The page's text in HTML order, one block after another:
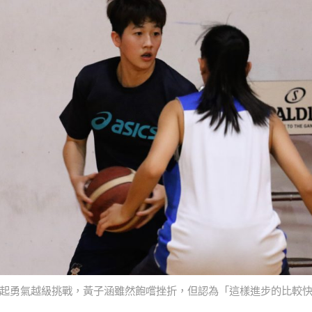
勇氣越級挑戰，黃子涵雖然飽嚐挫折，但認為「這樣進步的比較